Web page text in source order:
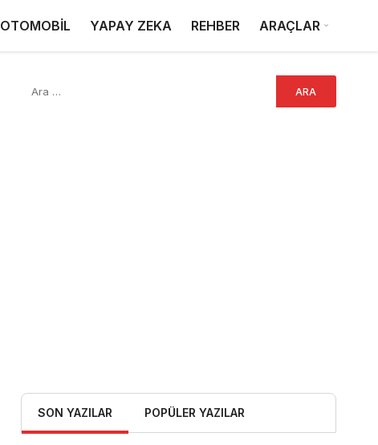
OTOMOBİL YAPAY ZEKA REHBER ARAÇLAR
SON YAZILAR POPÜLER YAZILAR